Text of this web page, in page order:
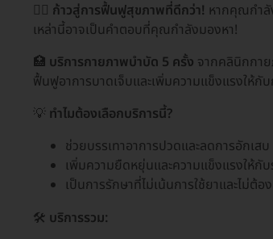
🏃‍♂️ ก้าวสู่การฟื้นฟูสุขภาพที่ดีกว่า! หากคุณกำลั
เหล่านี้อาจเป็นคำตอบที่คุณกำลังมองหา!
🏥 บริการกายภาพบำบัด 5 ครั้ง จากคลินิกกา
ฟื้นฟูอาการบาดเจ็บและเพิ่มความแข็งแรงให้กั
💡 ทำไมต้องเลือกบริการนี้?
ช่วยบรรเทาอาการปวดและลดการอักเสบ
เพิ่มความยืดหยุ่นและความแข็งแรงให้กับ
เป็นการรักษาที่ไม่เน้นการใช้ยาและไม่ต้อ
🛠️ บริการรวม: